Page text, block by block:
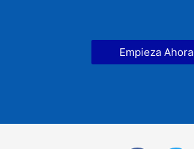
Empieza Ahora